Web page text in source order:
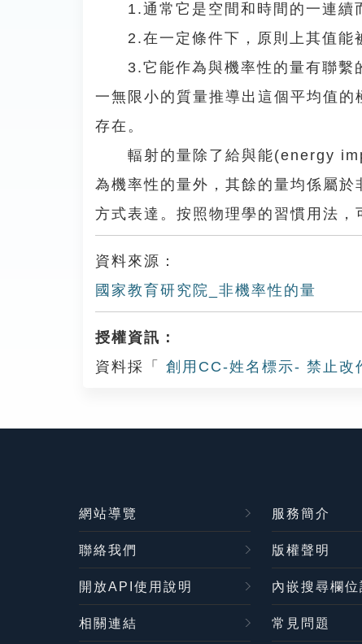
1.通常它是空間和時間的一連續而
2.在一定條件下，原則上其值能
3.它能作為與機率性的量有聯繫
一無限小的質量推導出這個平均值
存在。
輻射的量除了給與能(energy
為機率性的量外，其餘的量均係屬
方式表達。按照物理學的習慣用法，
資料來源：
國家教育研究院_非機率性的量
授權資訊：
資料採「
創用CC-姓名標示- 禁止改
網站導覽 服務簡介
聯絡我們 版權聲明
開放API使用說明 內嵌搜尋欄位
相關連結 常見問題